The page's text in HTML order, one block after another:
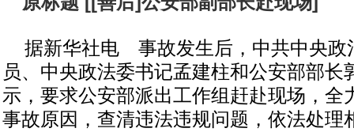
据新华社电 事故发生后，中共中央政
员、中央政法委书记孟建柱和公安部部长
示，要求公安部派出工作组赶赴现场，全
事故原因，查清违法违规问题，依法处理